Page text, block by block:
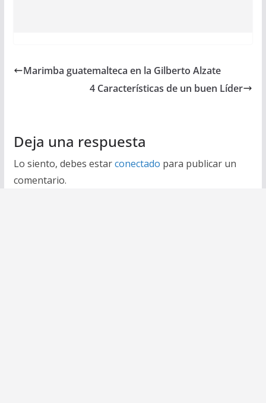
Marimba guatemalteca en la Gilberto Alzate
4 Características de un buen Líder
Deja una respuesta
Lo siento, debes estarconectado para publicar un
comentario.